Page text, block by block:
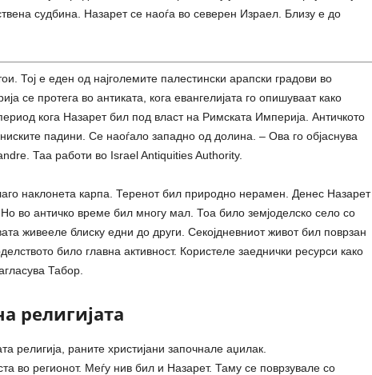
судбина. Назарет се наоѓа во северен Израел. Близу е до
Тој е еден од најголемите палестински арапски градови во
се протега во антиката, кога евангелијата го опишуваат како
кога Назарет бил под власт на Римската Империја. Античкото
падини. Се наоѓало западно од долина. – Ова го објаснува
. Таа работи во Israel Antiquities Authority.
наклонета карпа. Теренот бил природно нерамен. Денес Назарет
во античко време бил многу мал. Тоа било земјоделско село со
живееле блиску едни до други. Секојдневниот живот бил поврзан
било главна активност. Користеле заеднички ресурси како
Табор.
религијата
религија, раните христијани започнале аџилак.
во регионот. Меѓу нив бил и Назарет. Таму се поврзувале со